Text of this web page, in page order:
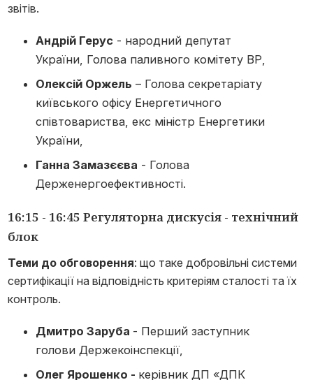
звітів.
Андрій Герус - народний депутат
України, Голова паливного комітету ВР,
Олексій Оржель – Голова секретаріату
київського офісу Енергетичного
співтовариства, екс міністр Енергетики
України,
Ганна Замазєєва - Голова
Держенергоефективності.
16:15 - 16:45 Регуляторна дискусія - технічний
блок
Теми до обговорення: що таке добровільні системи
сертифікації на відповідність критеріям сталості та їх
контроль.
Дмитро Заруба - Перший заступник
голови Держекоінспекції,
Олег Ярошенко - керівник ДП «ДПК